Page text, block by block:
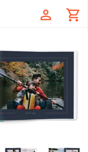
profile shopping_cart